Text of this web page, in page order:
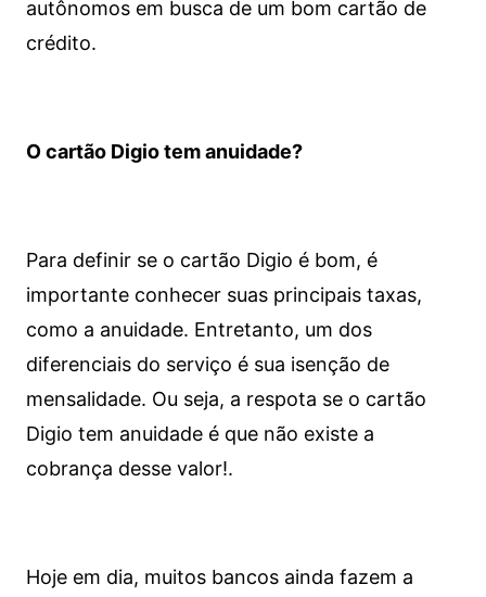
autônomos em busca de um bom cartão de
crédito.
O cartão Digio tem anuidade?
Para definir se o cartão Digio é bom, é
importante conhecer suas principais taxas,
como a anuidade. Entretanto, um dos
diferenciais do serviço é sua isenção de
mensalidade. Ou seja, a respota se o cartão
Digio tem anuidade é que não existe a
cobrança desse valor!.
Hoje em dia, muitos bancos ainda fazem a